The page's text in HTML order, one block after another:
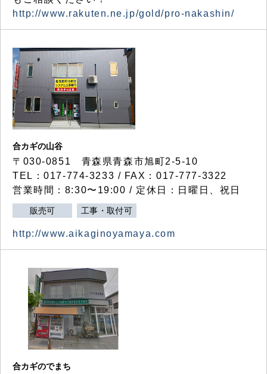
http://www.rakuten.ne.jp/gold/pro-nakashin/
合カギの山谷
〒030-0851 青森県青森市旭町2-5-10
TEL：017-774-3233 / FAX：017-777-3322
営業時間：8:30〜19:00 / 定休日：日曜日、祝日
販売可 工事・取付可
http://www.aikaginoyamaya.com
合カギのでまち